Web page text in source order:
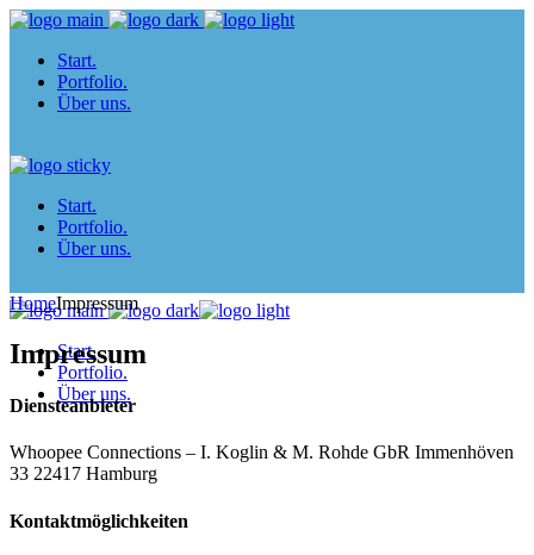
Start.
Portfolio.
Über uns.
Start.
Portfolio.
Über uns.
Start.
Portfolio.
Über uns.
HomeImpressum
Impressum
Diensteanbieter
Whoopee Connections – I. Koglin & M. Rohde GbR Immenhöven
33 22417 Hamburg
Kontaktmöglichkeiten